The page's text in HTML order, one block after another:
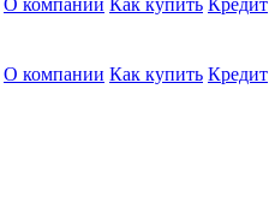
О компании Как купить Кредит
О компании Как купить Кредит